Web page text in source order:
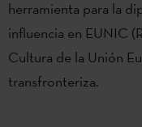
herramienta para la
influencia en EUNIC
Cultura de la Unión
transfronteriza.